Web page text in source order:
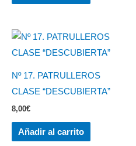
Nº 17. PATRULLEROS
CLASE “DESCUBIERTA”
8,00€
Añadir al carrito